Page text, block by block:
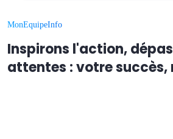
MonEquipeInfo
Inspirons l'action,
attentes : votre succès,